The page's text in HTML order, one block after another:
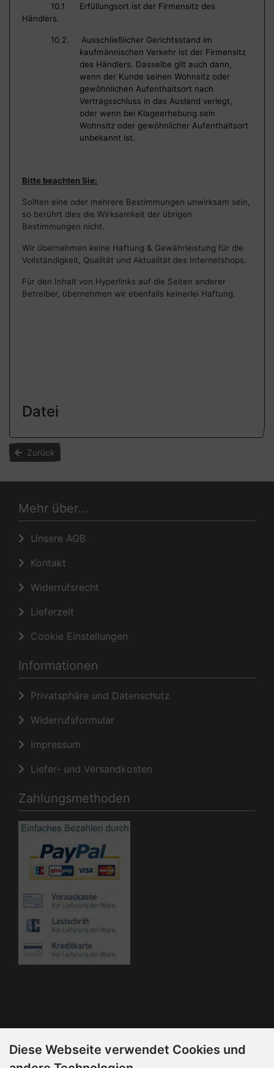
10.1 Erfüllungsort ist der Firmensitz des
Händlers.
10.2. Ausschließlicher Gerichtsstand im
kaufmännischen Verkehr ist der Firmensitz
des Händlers. Dasselbe gilt auch dann,
wenn der Kunde seinen Wohnsitz oder
gewöhnlichen Aufenthaltsort nach
Vertragsschluss in das Ausland verlegt,
oder wenn bei Klageerhebung sein
Wohnsitz oder gewöhnlicher Aufenthaltsort
unbekannt ist.
Bitte beachten Sie:
Sollten eine oder mehrere Bestimmungen unwirksam sein,
so berührt dies die Wirksamkeit der übrigen
Bestimmungen nicht.
Wir übernehmen keine Haftung & Gewährleistung für die
Vollständigkeit, Qualität und Aktualität des Internetshops.
Für den Inhalt von Hyperlinks auf die Seiten anderer
Betreiber, übernehmen wir ebenfalls keinerlei Haftung.
Datei
Zurück
Mehr über...
Unsere AGB
Kontakt
Widerrufsrecht
Lieferzeit
Cookie Einstellungen
Informationen
Privatsphäre und Datenschutz
Widerrufsformular
Impressum
Liefer- und Versandkosten
Zahlungsmethoden
Diese Webseite verwendet Cookies und